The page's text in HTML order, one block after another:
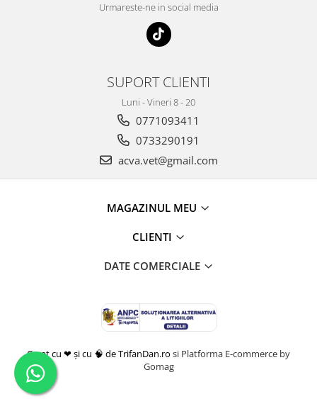
Urmareste-ne in social media
SUPORT CLIENTI
Luni - Vineri 8 - 20
0771093411
0733290191
acva.vet@gmail.com
MAGAZINUL MEU
CLIENTI
DATE COMERCIALE
Creat cu ❤ și cu 🧠 de TrifanDan.ro si Platforma E-commerce by
Gomag